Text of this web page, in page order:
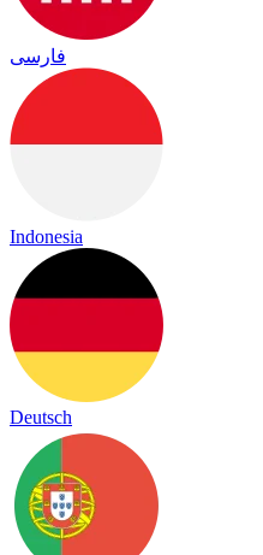
فارسی
Indonesia
Deutsch